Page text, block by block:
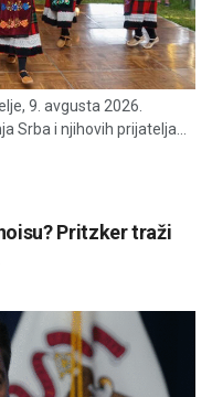
9. avgusta 2026.
Srba i njihovih prijatelja...
Pritzker traži